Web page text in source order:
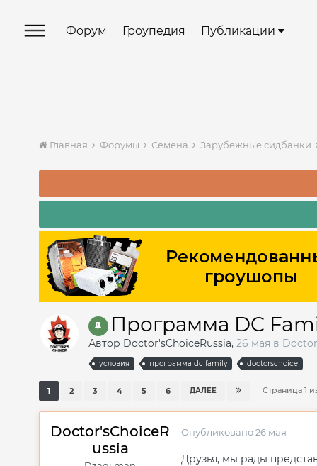
Форум Гроупедия Публикации
Главная Форумы Семена Зарубежные сидбанки
Программа DC
Автор Doctor'sChoiceRussia, 26 мая в
условия программа dc family doctorschoice
1 2 3 4 5 6 ДАЛЕЕ Страница 1
Doctor'sChoiceR
ussia
Опубликовано26 мая
Друзья, мы рады